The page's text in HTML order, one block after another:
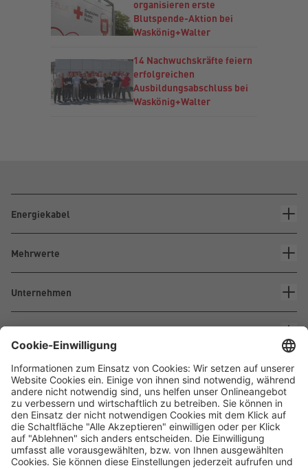
organisieren erste
Blutspende-Aktion bei
Waskönig+Walter
14 Nachwuchskräfte feiern
erfolgreichen
Ausbildungsabschluss bei
Waskönig+Walter
Energiekabel
Mehrwerte
Unternehmen
Waskönig+Walter
Kabel-Werk GmbH u. Co. KG
Ostermoorstraße 77